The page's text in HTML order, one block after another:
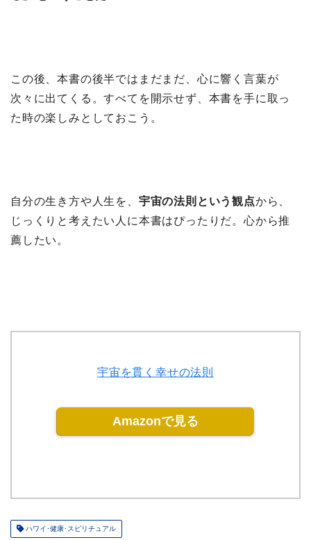
この後、本書の後半ではまだまだ、心に響く言葉が
次々に出てくる。すべてを開示せず、本書を手に取っ
た時の楽しみとしておこう。
自分の生き方や人生を、 宇宙の法則という観点から、
じっくりと考えたい人に本書はぴったりだ。心から推
薦したい。
宇宙を貫く幸せの法則
Amazonで見る
ハワイ･健康･スピリチュアル